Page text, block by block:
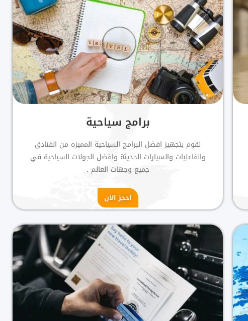
برامج سياحية
نقوم بتجهيز افضل البرامج السياحية المميزه من الفنادق
والفاعليات والسيارات الحديثة وافضل الجولات السياحية في
جميع وجهات العالم .
احجز الأن